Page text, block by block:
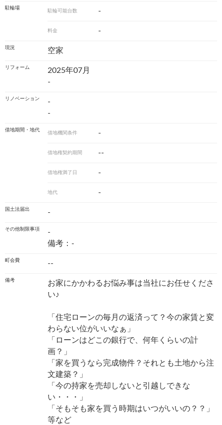
駐輪場
駐輪可能台数 -
料金 -
現況 空家
リフォーム
2025年07月
-
リノベーション
-
-
借地期間・地代
借地機関条件 -
借地権契約期間 --
借地権満了日 -
地代 -
国土法届出 -
その他制限事項
-
備考：-
町会費 --
備考
お家にかかわるお悩み事は当社にお任せくださ
い♪
「住宅ローンの毎月の返済って？今の家賃と変
わらない位がいいなぁ」
「ローンはどこの銀行で、何年くらいの計
画？」
「家を買うなら完成物件？それとも土地から注
文建築？」
「今の持家を売却しないと引越しできな
い・・・」
「そもそも家を買う時期はいつがいいの？？」
等など